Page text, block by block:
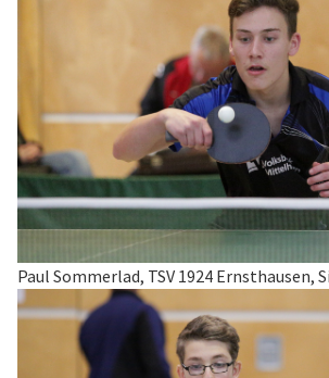
Paul Sommerlad, TSV 1924 Ernsthausen,